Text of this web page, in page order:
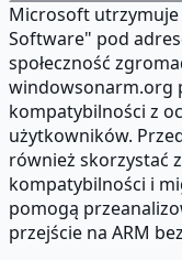
Microsoft utrzymuje
Software" pod
społeczność
windowsonarm.org
kompatybilności z
użytkowników.
również skorzystać
kompatybilności i
pomogą
przejście na ARM